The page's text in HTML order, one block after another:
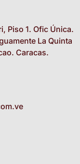
Piso 1. Ofic Única.
La Quinta
Caracas.